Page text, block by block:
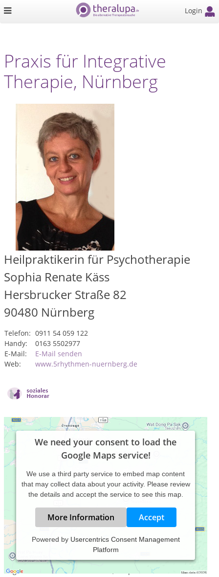
Login
Praxis für Integrative
Therapie, Nürnberg
Heilpraktikerin für Psychotherapie
Sophia Renate Käss
Hersbrucker Straße 82
90480 Nürnberg
Telefon: 0911 54 059 122
Handy:
0163 5502977
E-Mail:
E-Mail senden
Web:
www.5rhythmen-nuernberg.de
We need your consent to load the
Google Maps service!
We use a third party service to embed map content
that may collect data about your activity. Please review
the details and accept the service to see this map.
More Information Accept
Powered by Usercentrics Consent Management
Platform
geb. 1961, verheiratet, Mutter und Großmutter
Ich möchte Menschen unterstützen Ihren Schmerz und Ihre
Ängste in Schätze zu verwandeln, Stolpersteine und Krisen